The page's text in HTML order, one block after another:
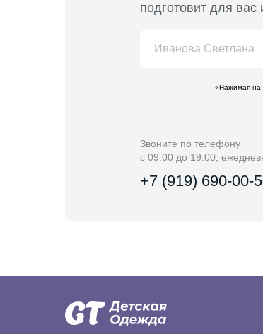
Звоните по телефону
с 09:00 до 19:00,
+7 (919) 690-00-
«Нажимая на
подготовит для